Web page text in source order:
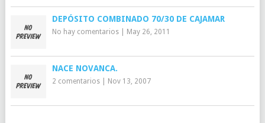
DEPÓSITO COMBINADO 70/30 DE CAJAMAR
No hay comentarios| May 26, 2011
NACE NOVANCA.
2 comentarios| Nov 13, 2007